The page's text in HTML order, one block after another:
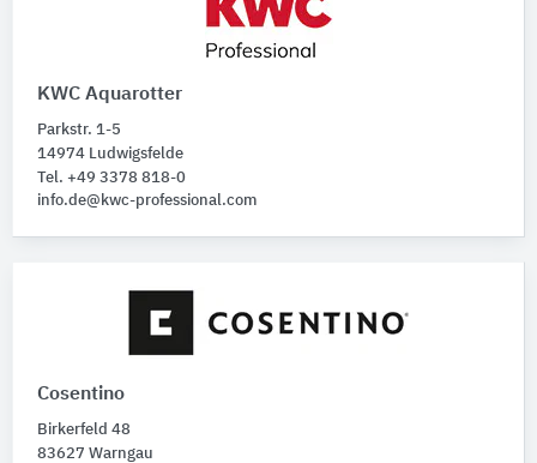
KWC Aquarotter
Parkstr. 1-5
14974 Ludwigsfelde
Tel. +49 3378 818-0
info.de@kwc-professional.com
Cosentino
Birkerfeld 48
83627 Warngau